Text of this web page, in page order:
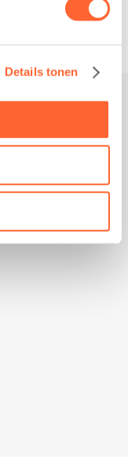
Details tonen